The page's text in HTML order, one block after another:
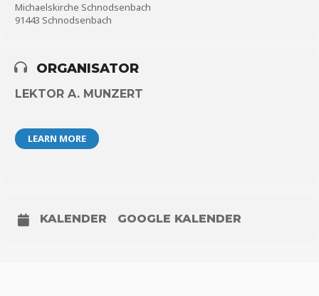
Michaelskirche Schnodsenbach
91443 Schnodsenbach
ORGANISATOR
LEKTOR A. MUNZERT
LEARN MORE
KALENDER GOOGLE KALENDER